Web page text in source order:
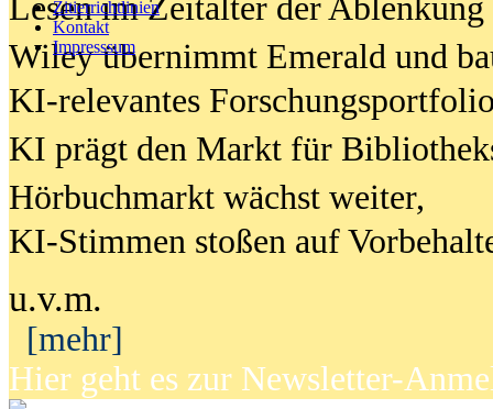
Zitierrichtlinien
Kontakt
Impresssum
Lesen im Zeitalter der Ablenkung
Wiley übernimmt Emerald und
KI-relevantes
KI prägt den Markt für
Hörbuchmarkt wächst weiter,
KI-Stimmen stoßen auf
u.v.m.
[mehr]
Hier geht es zur Newsletter-